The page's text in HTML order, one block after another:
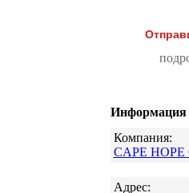
Информация
Компания:
CAPE HOPE
Адрес: